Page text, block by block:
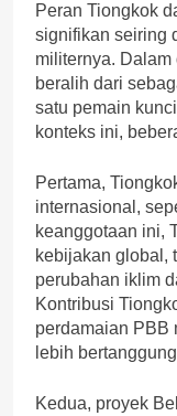
Peran Tiongkok
signifikan seiring
militernya. Dalam
beralih dari
satu pemain
konteks ini,
Pertama,
internasional,
keanggotaan ini,
kebijakan global,
perubahan iklim
Kontribusi
perdamaian PBB
lebih
Kedua, proyek